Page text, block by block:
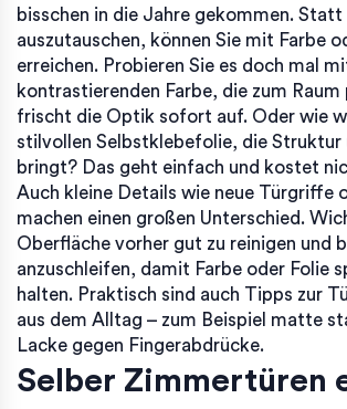
bisschen in die Jahre gekommen.
auszutauschen, können Sie mit Farbe
erreichen. Probieren Sie es doch mal
kontrastierenden Farbe, die zum Raum
frischt die Optik sofort auf. Oder wie
stilvollen Selbstklebefolie, die Struktur
bringt? Das geht einfach und kostet
Auch kleine Details wie neue Türgriffe
machen einen großen Unterschied.
Oberfläche vorher gut zu reinigen und
anzuschleifen, damit Farbe oder Folie
halten. Praktisch sind auch Tipps zur
aus dem Alltag – zum Beispiel matte
Lacke gegen Fingerabdrücke.
Selber Zimmertüren